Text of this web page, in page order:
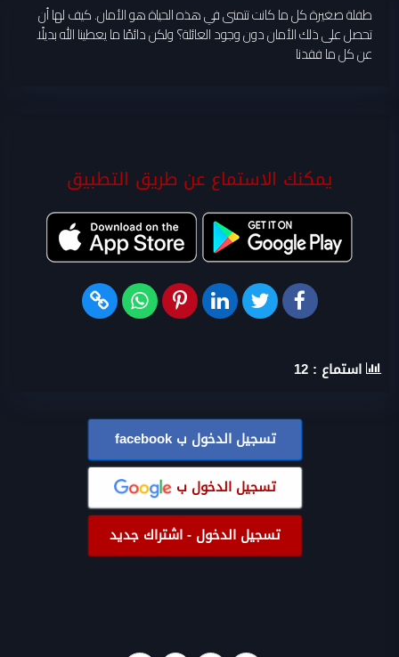
طفلة صغيرة كل ما كانت تتمنى في هذه الحياة هو الأمان. كيف لها أن
تحصل على ذلك الأمان دون وجود العائلة؟ ولكن دائمًا ما يعطينا الله بديلًا
عن كل ما فقدنا
يمكنك الاستماع عن طريق التطبيق
استماع : 12
تسجيل الدخول بfacebook
تسجيل الدخول ب
تسجيل الدخول - اشتراك جديد